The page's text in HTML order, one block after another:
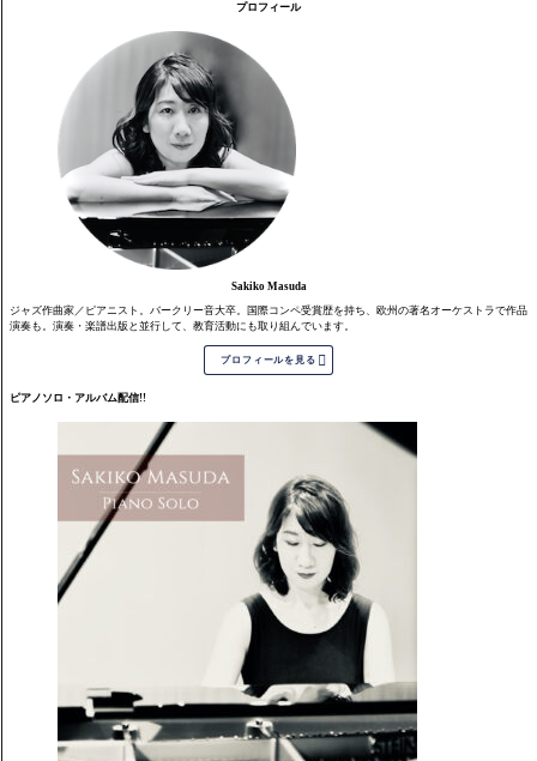
プロフィール
Sakiko Masuda
ジャズ作曲家／ピアニスト。バークリー音大卒。国際コンペ受賞歴を持ち、欧州の著名オーケストラで作品
演奏も。演奏・楽譜出版と並行して、教育活動にも取り組んでいます。
プロフィールを見る 
ピアノソロ・アルバム配信!!